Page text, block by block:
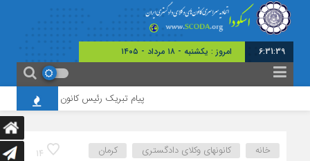
6:31:39 امروز : یکشنبه - ۱۸ مرداد - ۱۴۰۵
پیام تبریک رئیس کانون وکلای همدان به
14 خانه کانونهای وکلای دادگستری کرمان